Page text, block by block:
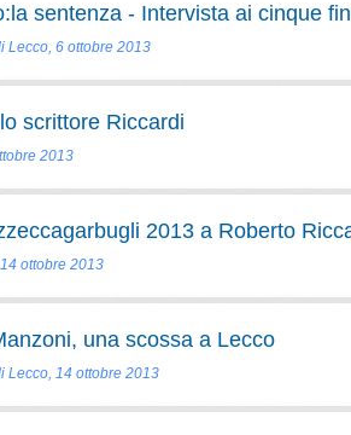
sentenza - Intervista ai cinque
Lecco, 6 ottobre 2013
scrittore Riccardi
2013
2013 a Roberto
ottobre 2013
una scossa a Lecco
Lecco, 14 ottobre 2013